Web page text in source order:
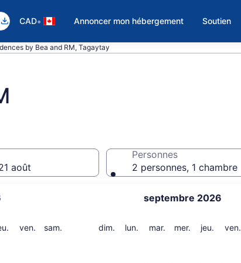
CAD• Annoncer mon hébergement Soutien
by Bea and RM, Tagaytay
août
jeudiven. vendredi
sam.
septembre 2026
dim. dimanche
lun. lundimar. mardi
mer. mercredi
jeu. jeudiven.
Personnes
2 personnes, 1 chambre